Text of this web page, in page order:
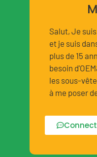
Salut, Je
et je suis
plus de 15
besoin
les sous-
à me poser